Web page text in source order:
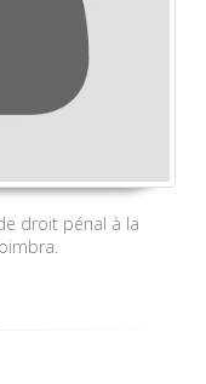
droit pénal à la